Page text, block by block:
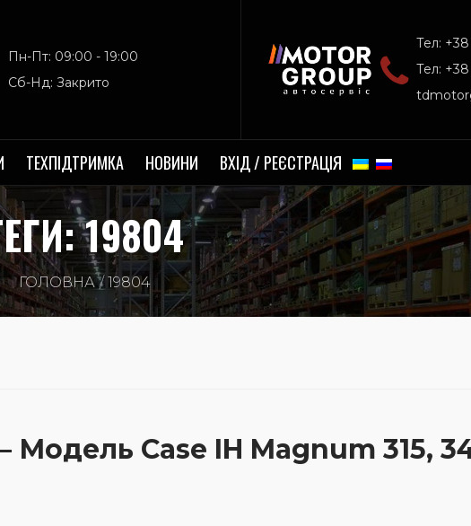
Пн-Пт: 09:00 - 19:00
Сб-Нд: Закрито
Тел:
Тел:
ТЕХПІДТРИМКА НОВИНИ ВХІД / РЕЄСТРАЦІЯ
19804
ГОЛОВНА 19804
Модель Case IH Magnum 315,